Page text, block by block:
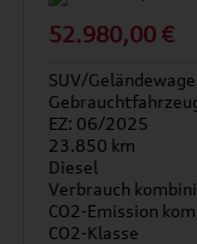
52.980,00 €
SUV/
EZ: 06/2025
23.850 km
Diesel
Verbrauch
CO2-Emission
CO2-Klasse